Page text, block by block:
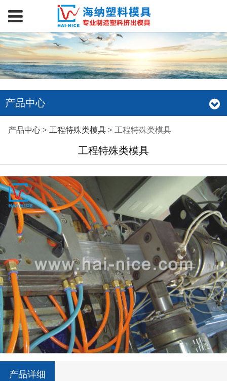
产品中心
工程特殊类模具
产品中心> 工程特殊类模具> 工程特殊类模具
工程特殊类模具
产品详细